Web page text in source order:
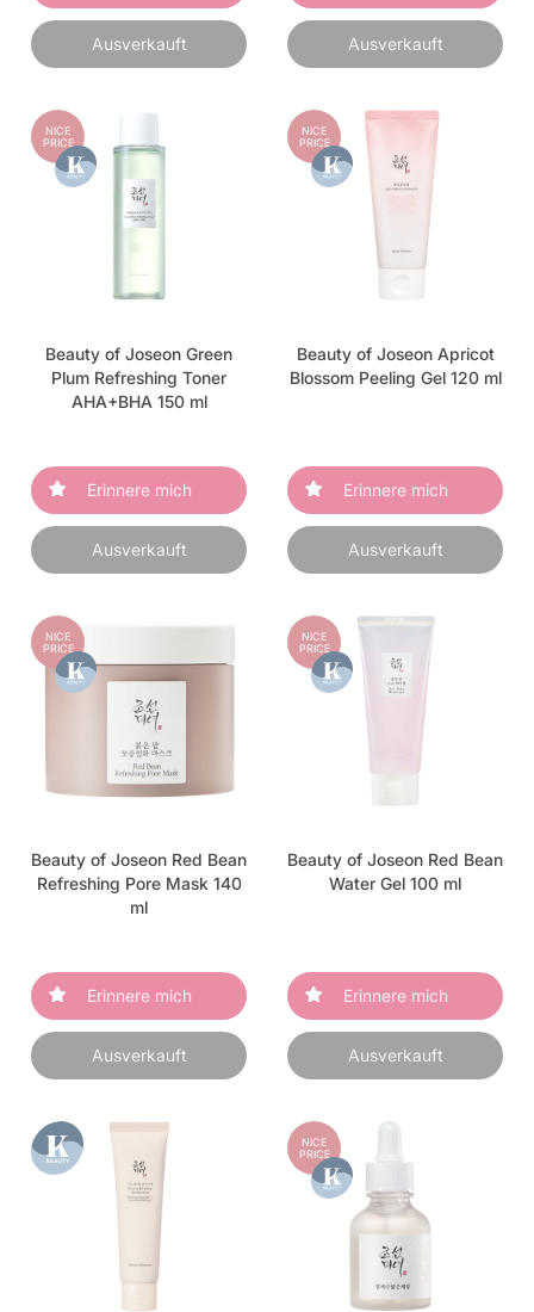
Ausverkauft Ausverkauft
NICE
PRICE
Beauty of Joseon Green
Plum Refreshing Toner
AHA+BHA 150 ml
Erinnere mich
Ausverkauft
NICE
PRICE
Beauty of Joseon Apricot
Blossom Peeling Gel 120 ml
Erinnere mich
Ausverkauft
NICE
PRICE
Beauty of Joseon Red Bean
Refreshing Pore Mask 140
ml
Erinnere mich
Ausverkauft
NICE
PRICE
Beauty of Joseon Red Bean
Water Gel 100 ml
Erinnere mich
Ausverkauft
NICE
PRICE